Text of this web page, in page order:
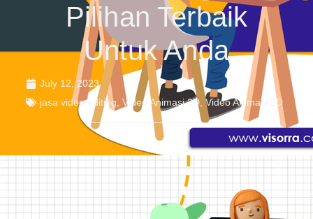
Pilihan Terbaik
Untuk Anda
July 12, 2023
jasa video editing Video Animasi 2D Video Animasi 3D